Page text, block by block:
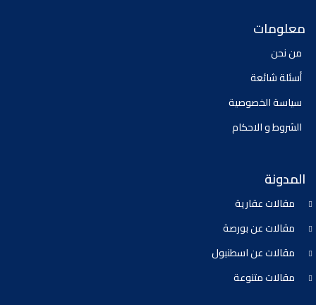
معلومات
من نحن
أسئلة شائعة
سياسة الخصوصية
الشروط و الاحكام
المدونة
مقالات عقارية
مقالات عن بورصة
مقالات عن اسطنبول
مقالات متنوعة